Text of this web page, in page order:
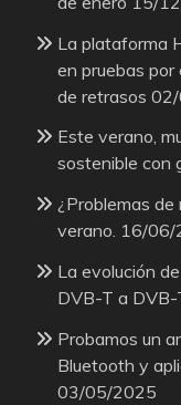
La plataforma
en pruebas
de retrasos
Este verano,
sostenible con
¿Problemas de
verano. 16/06/
La evolución
DVB-T a DVB-
Probamos un
Bluetooth y
03/05/2025